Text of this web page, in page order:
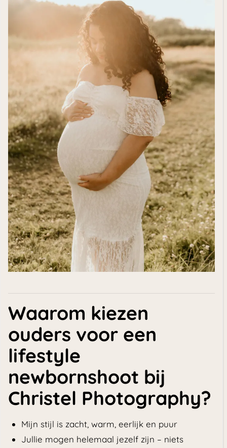
Waarom kiezen
ouders voor een
lifestyle
newbornshoot bij
Christel Photography?
Mijn stijl is zacht, warm, eerlijk en puur
Jullie mogen helemaal jezelf zijn – niets